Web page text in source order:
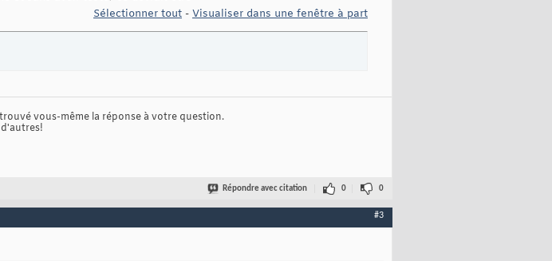
Sélectionner tout - Visualiser dans une fenêtre à part
vous-même la réponse à votre question.
Répondre avec citation 0 0
#3